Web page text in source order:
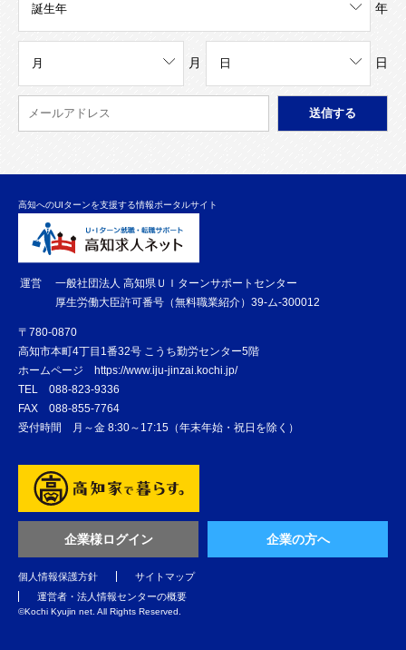
年
月 日
高知へのUIターンを支援する情報ポータルサイト
運営
一般社団法人 高知県ＵＩターンサポートセンター
厚生労働大臣許可番号（無料職業紹介）39-ム-300012
〒780-0870
高知市本町4丁目1番32号 こうち勤労センター5階
ホームページ https://www.iju-jinzai.kochi.jp/
TEL 088-823-9336
FAX 088-855-7764
受付時間 月～金 8:30～17:15（年末年始・祝日を除く）
企業様ログイン 企業の方へ
個人情報保護方針
サイトマップ
運営者・法人情報センターの概要
©️Kochi Kyujin net. All Rights Reserved.